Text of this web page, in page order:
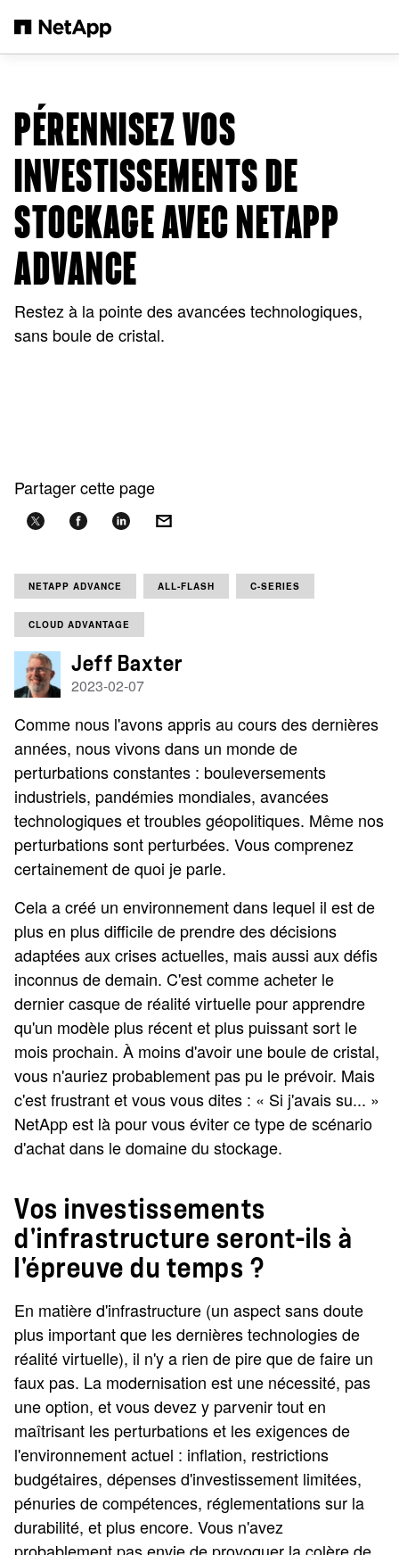
PÉRENNISEZ VOS
INVESTISSEMENTS DE
STOCKAGE AVEC NETAPP
ADVANCE
Restez à la pointe des avancées technologiques,
sans boule de cristal.
Partager cette page
NETAPP ADVANCE ALL-FLASH C-SERIES
CLOUD ADVANTAGE
Jeff Baxter
2023-02-07
Comme nous l'avons appris au cours des dernières
années, nous vivons dans un monde de
perturbations constantes : bouleversements
industriels, pandémies mondiales, avancées
technologiques et troubles géopolitiques. Même nos
perturbations sont perturbées. Vous comprenez
certainement de quoi je parle.
Cela a créé un environnement dans lequel il est de
plus en plus difficile de prendre des décisions
adaptées aux crises actuelles, mais aussi aux défis
inconnus de demain. C'est comme acheter le
dernier casque de réalité virtuelle pour apprendre
qu'un modèle plus récent et plus puissant sort le
mois prochain. À moins d'avoir une boule de cristal,
vous n'auriez probablement pas pu le prévoir. Mais
c'est frustrant et vous vous dites : « Si j'avais su... »
NetApp est là pour vous éviter ce type de scénario
d'achat dans le domaine du stockage.
Vos investissements
d'infrastructure seront-ils à
l'épreuve du temps ?
En matière d'infrastructure (un aspect sans doute
plus important que les dernières technologies de
réalité virtuelle), il n'y a rien de pire que de faire un
faux pas. La modernisation est une nécessité, pas
une option, et vous devez y parvenir tout en
maîtrisant les perturbations et les exigences de
l'environnement actuel : inflation, restrictions
budgétaires, dépenses d'investissement limitées,
pénuries de compétences, réglementations sur la
durabilité, et plus encore. Vous n'avez